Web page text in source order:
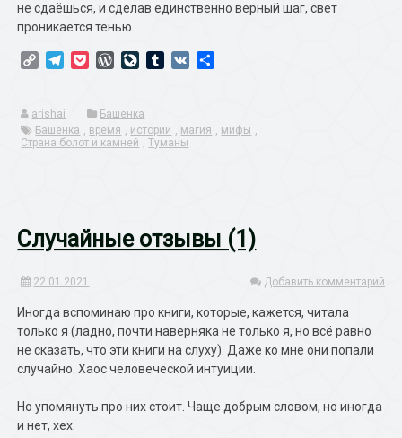
не сдаёшься, и сделав единственно верный шаг, свет
проникается тенью.
Copy TelegramPocketWordPress
LiveJournal
Tumblr
VK
arishai
Башенка
Башенка , время , истории , магия , мифы ,
Страна болот и камней ,Туманы
Случайные отзывы (1)
22.01.2021 Добавить комментарий
Иногда вспоминаю про книги, которые, кажется, читала
только я (ладно, почти наверняка не только я, но всё равно
не сказать, что эти книги на слуху). Даже ко мне они попали
случайно. Хаос человеческой интуиции.
Но упомянуть про них стоит. Чаще добрым словом, но иногда
и нет, хех.